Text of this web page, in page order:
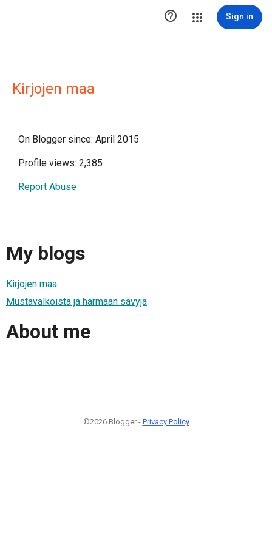
 Sign in
Kirjojen maa
On Blogger since: April 2015
Profile views: 2,385
Report Abuse
My blogs
Kirjojen maa
Mustavalkoista ja harmaan sävyjä
About me
©2026 Blogger - Privacy Policy